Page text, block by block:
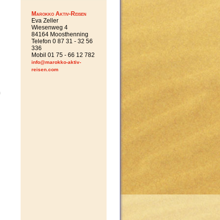
Marokko Aktiv-Reisen
Eva Zeller
Wiesenweg 4
84164 Moosthenning
Telefon 0 87 31 - 32 56
336
Mobil 01 75 - 66 12 782
info@marokko-aktiv-
reisen.com